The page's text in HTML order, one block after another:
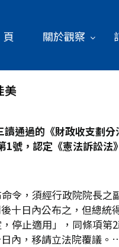
關於觀察
美
通過的《財政收支劃
1號，認定《憲法訴訟法
令，須經行政院院長
十日內公布之，但總
停止適用」，同條項
內，移請立法院覆議